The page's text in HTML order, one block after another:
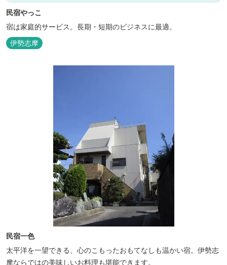
民宿やっこ
宿は家庭的サービス。長期・短期のビジネスに最適。
伊勢志摩
民宿一色
太平洋を一望できる、心のこもったおもてなしも温かい宿。伊勢志
摩ならではの美味しいお料理も堪能できます。